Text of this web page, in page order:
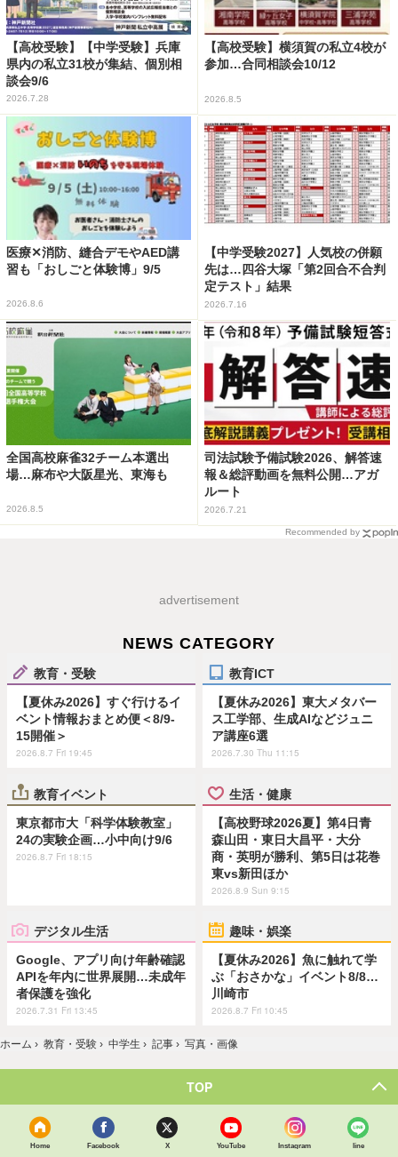
【高校受験】【中学受験】兵庫
県内の私立31校が集結、個別相
談会9/6
2026.7.28
【高校受験】横須賀の私立4校が
参加…合同相談会10/12
2026.8.5
医療✕消防、縫合デモやAED講
習も「おしごと体験博」9/5
2026.8.6
【中学受験2027】人気校の併願
先は…四谷大塚「第2回合不合判
定テスト」結果
2026.7.16
全国高校麻雀32チーム本選出
場…麻布や大阪星光、東海も
2026.8.5
司法試験予備試験2026、解答速
報＆総評動画を無料公開…アガ
ルート
2026.7.21
Recommended by
advertisement
NEWS CATEGORY
教育・受験
【夏休み2026】すぐ行けるイ
ベント情報おまとめ便＜8/9-
15開催＞
2026.8.7 Fri 19:45
教育ICT
【夏休み2026】東大メタバー
ス工学部、生成AIなどジュニ
ア講座6選
2026.7.30 Thu 11:15
教育イベント
東京都市大「科学体験教室」
24の実験企画…小中向け9/6
2026.8.7 Fri 18:15
生活・健康
【高校野球2026夏】第4日青
森山田・東日大昌平・大分
商・英明が勝利、第5日は花巻
東vs新田ほか
2026.8.9 Sun 9:15
デジタル生活
Google、アプリ向け年齢確認
APIを年内に世界展開…未成年
者保護を強化
2026.7.31 Fri 13:45
趣味・娯楽
【夏休み2026】魚に触れて学
ぶ「おさかな」イベント8/8…
川崎市
2026.8.7 Fri 10:45
ホーム › 教育・受験 › 中学生 › 記事 › 写真・画像
TOP
Home Facebook X YouTube Instagram line